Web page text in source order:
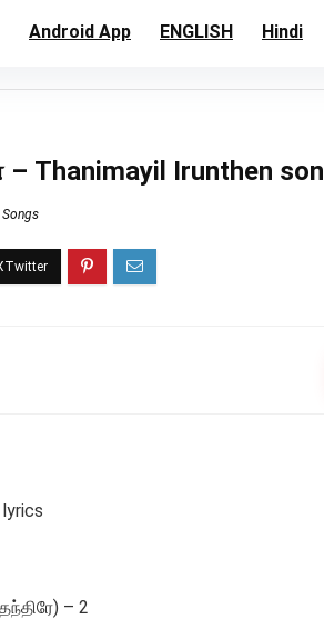
Android App ENGLISH Hindi
Thanimayil Irunthen
– 2